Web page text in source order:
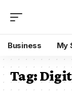
Business My
Tag: